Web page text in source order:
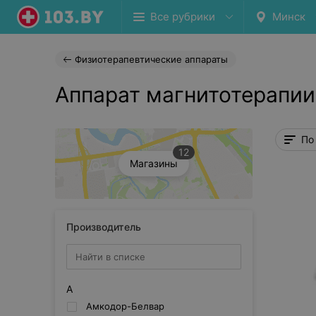
Все рубрики Минск
Физиотерапевтические аппараты
Аппарат
Магазины
12
Производитель
А
Амкодор-Белвар
По